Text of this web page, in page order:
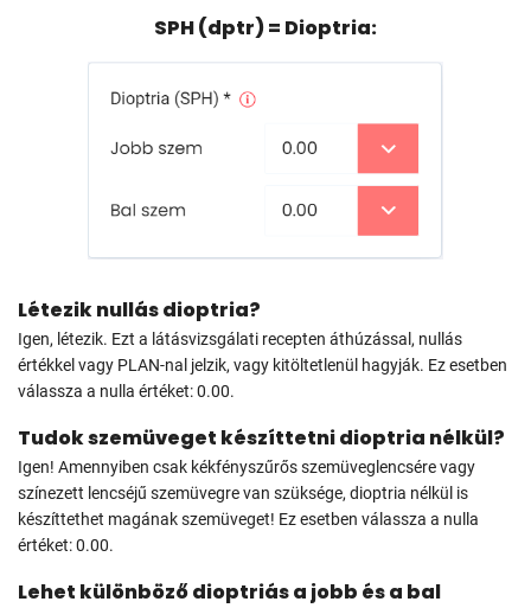
SPH (dptr) = Dioptria:
Létezik nullás dioptria?
Igen, létezik. Ezt a látásvizsgálati recepten áthúzással, nullás
értékkel vagy PLAN-nal jelzik, vagy kitöltetlenül hagyják. Ez esetben
válassza a nulla értéket: 0.00.
Tudok szemüveget készíttetni dioptria nélkül?
Igen! Amennyiben csak kékfényszűrős szemüveglencsére vagy
színezett lencséjű szemüvegre van szüksége, dioptria nélkül is
készíttethet magának szemüveget! Ez esetben válassza a nulla
értéket: 0.00.
Lehet különböző dioptriás a jobb és a bal